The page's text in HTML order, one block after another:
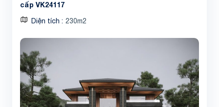
Share
cấp VK24117
Diện tích 230m2